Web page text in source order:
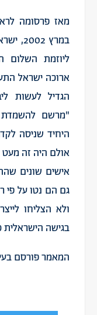
מאז פרסומה
במרץ
ליוזמת השלום
ארוכה ישראל
"מרשם
היחיד שניסה
אולם היה זה מעט
אישים שונים
גם הם נטו על פי
ולא הצליחו
בגישה הישראלית
המאמר פורסם